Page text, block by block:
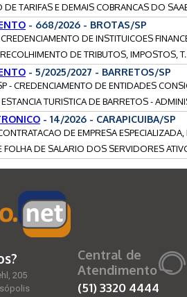
TARIFAS E DEMAIS COBRANCAS DO
- 668/2026 - BROTAS/SP
DE INSTITUICOES
DE TRIBUTOS, IMPOSTOS,
- 5/2025/2027 - BARRETOS/SP
- CREDENCIAMENTO DE ENTIDADES
TURISTICA DE BARRETOS -
- 14/2026 - CARAPICUIBA/SP
DE EMPRESA
FOLHA DE SALARIO DOS SERVIDORES
205
Central de
Atendimento
(51)3320 4444